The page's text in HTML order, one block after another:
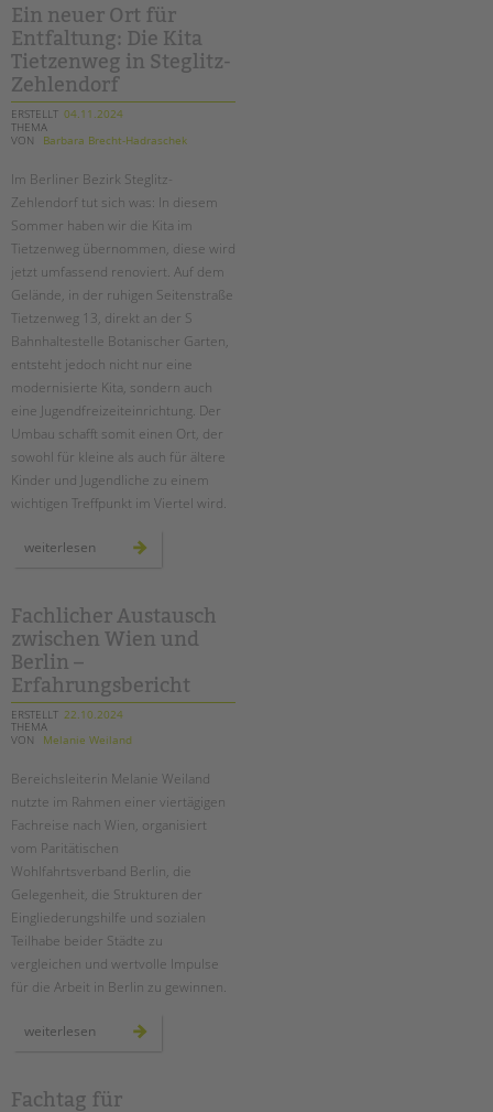
kinder-
und
jugendhilfe
–
ein
offener
brief
Ein neuer Ort für
Entfaltung: Die Kita
Tietzenweg in Steglitz-
Zehlendorf
ERSTELLT 04.11.2024
THEMA
VON
Barbara Brecht-Hadraschek
Im Berliner Bezirk Steglitz-
Zehlendorf tut sich was: In diesem
Sommer haben wir die Kita im
Tietzenweg übernommen, diese wird
jetzt umfassend renoviert. Auf dem
Gelände, in der ruhigen Seitenstraße
Tietzenweg 13, direkt an der S
Bahnhaltestelle Botanischer Garten,
entsteht jedoch nicht nur eine
modernisierte Kita, sondern auch
eine Jugendfreizeiteinrichtung. Der
Umbau schafft somit einen Ort, der
sowohl für kleine als auch für ältere
Kinder und Jugendliche zu einem
wichtigen Treffpunkt im Viertel wird.
weiterlesen
die
kita
tietzenweg
in
zehlendorf
Fachlicher Austausch
zwischen Wien und
Berlin –
Erfahrungsbericht
ERSTELLT 22.10.2024
THEMA
VON
Melanie Weiland
Bereichsleiterin Melanie Weiland
nutzte im Rahmen einer viertägigen
Fachreise nach Wien, organisiert
vom Paritätischen
Wohlfahrtsverband Berlin, die
Gelegenheit, die Strukturen der
Eingliederungshilfe und sozialen
Teilhabe beider Städte zu
vergleichen und wertvolle Impulse
für die Arbeit in Berlin zu gewinnen.
weiterlesen fachlicher
austausch
berlin
Fachtag für